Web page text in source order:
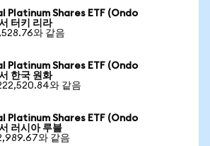
Platinum Shares ETF (Ondo
터키 리라
와 같음
Platinum Shares ETF (Ondo
한국 원화
와 같음
Platinum Shares ETF (Ondo
러시아 루블
와 같음